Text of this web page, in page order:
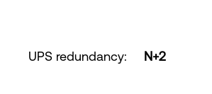
UPS redundancy: N+2